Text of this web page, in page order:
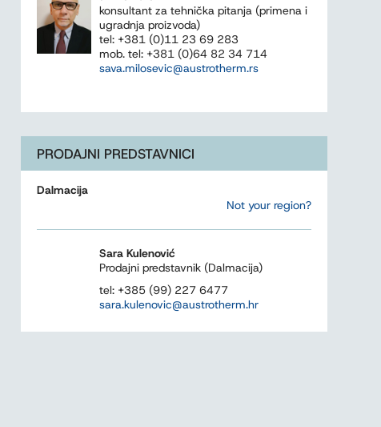
konsultant za tehnička pitanja (primena i
ugradnja proizvoda)
tel: +381 (0)11 23 69 283
mob. tel: +381 (0)64 82 34 714
sava.milosevic@austrotherm.rs
PRODAJNI PREDSTAVNICI
Dalmacija
Not your region?
Sara Kulenović
Prodajni predstavnik (Dalmacija)
tel: +385 (99) 227 6477
sara.kulenovic@austrotherm.hr